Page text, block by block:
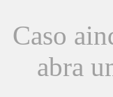
Caso
abra